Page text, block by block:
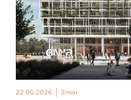
22.06.2026 3 min